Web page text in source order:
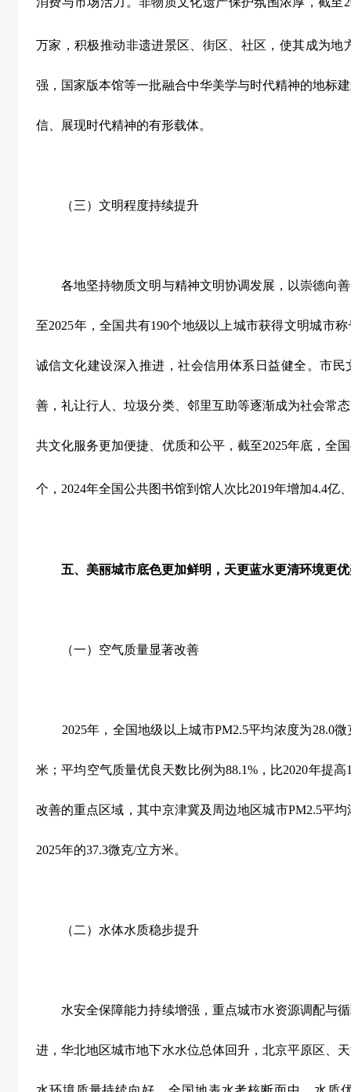
万家，积极推动非遗进景区、街区、社区，使其成为地
强，国家版本馆等一批融合中华美学与时代精神的地标
信、展现时代精神的有形载体。
（三）文明程度持续提升
各地坚持物质文明与精神文明协调发展，以崇德向善
至2025年，全国共有190个地级以上城市获得文明城市
诚信文化建设深入推进，社会信用体系日益健全。市
善，礼让行人、垃圾分类、邻里互助等逐渐成为社会常
共文化服务更加便捷、优质和公平，截至2025年底，全
个， 2024年全国公共图书馆到馆人次比2019年增加4.4亿
五、美丽城市底色更加鲜明，天更蓝水更清环境更优
（一）空气质量显著改善
2025年，全国地级以上城市PM2.5平均浓度为28.0微
米；平均空气质量优良天数比例为88.1% ，比2020年提高
改善的重点区域，其中京津冀及周边地区城市PM2.5平均
2025年的37.3微克/立方米。
（二）水体水质稳步提升
水安全保障能力持续增强，重点城市水资源调配与循
进，华北地区城市地下水水位总体回升，北京平原区、